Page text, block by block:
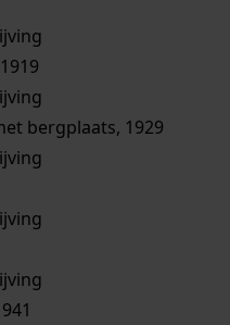
bergplaats, 1929